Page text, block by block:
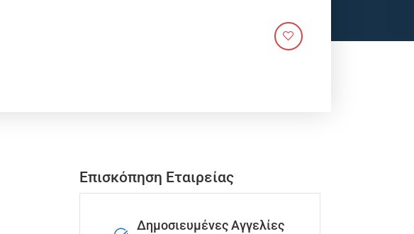
Επισκόπηση Εταιρείας
Δημοσιευμένες Αγγελίες